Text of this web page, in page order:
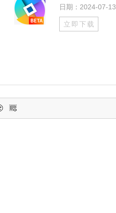
日期：2024-07-13
立即下载